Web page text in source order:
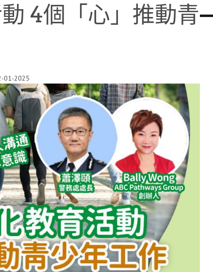
4個「心」推動青
01-2025